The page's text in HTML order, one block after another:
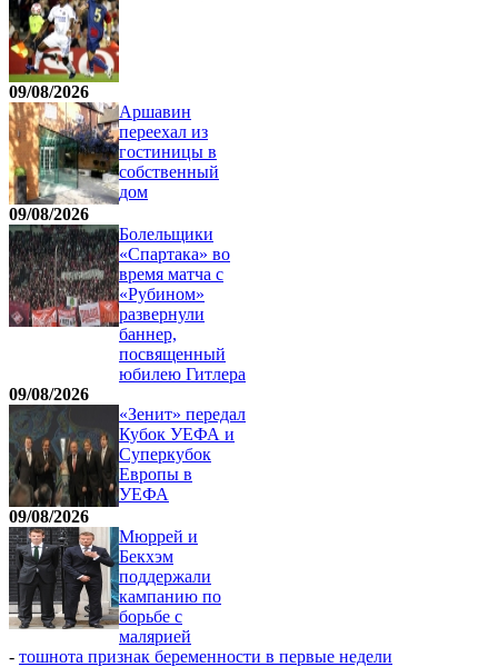
09/08/2026
Аршавин
переехал из
гостиницы в
собственный
дом
09/08/2026
Болельщики
«Спартака» во
время матча с
«Рубином»
развернули
баннер,
посвященный
юбилею Гитлера
09/08/2026
«Зенит» передал
Кубок УЕФА и
Суперкубок
Европы в
УЕФА
09/08/2026
Мюррей и
Бекхэм
поддержали
кампанию по
борьбе с
малярией
- тошнота признак беременности в первые недели